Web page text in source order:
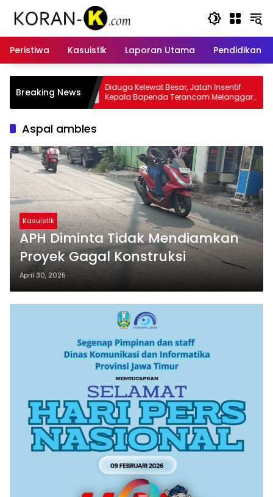
Peristiwa
Kasuistik Laporan Utama Pendidikan
Breaking News
Besar, Jatah Insentif
Terancam Melanggar
Kasus Insentif Pajak Listrik
Tersangka
Aspal ambles
Kasuistik
APH Diminta Tidak Mendiamkan
Proyek Gagal Konstruksi
April 30, 2025